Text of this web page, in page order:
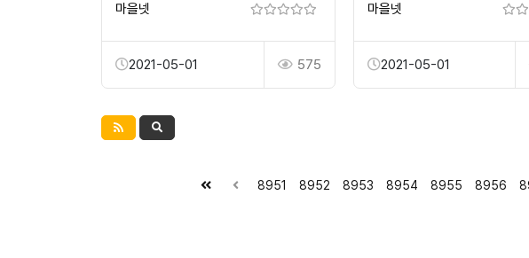
마을넷
2021-05-01 575
마을넷
2021-05-01
8951 8952 8953 8954 8955 8956